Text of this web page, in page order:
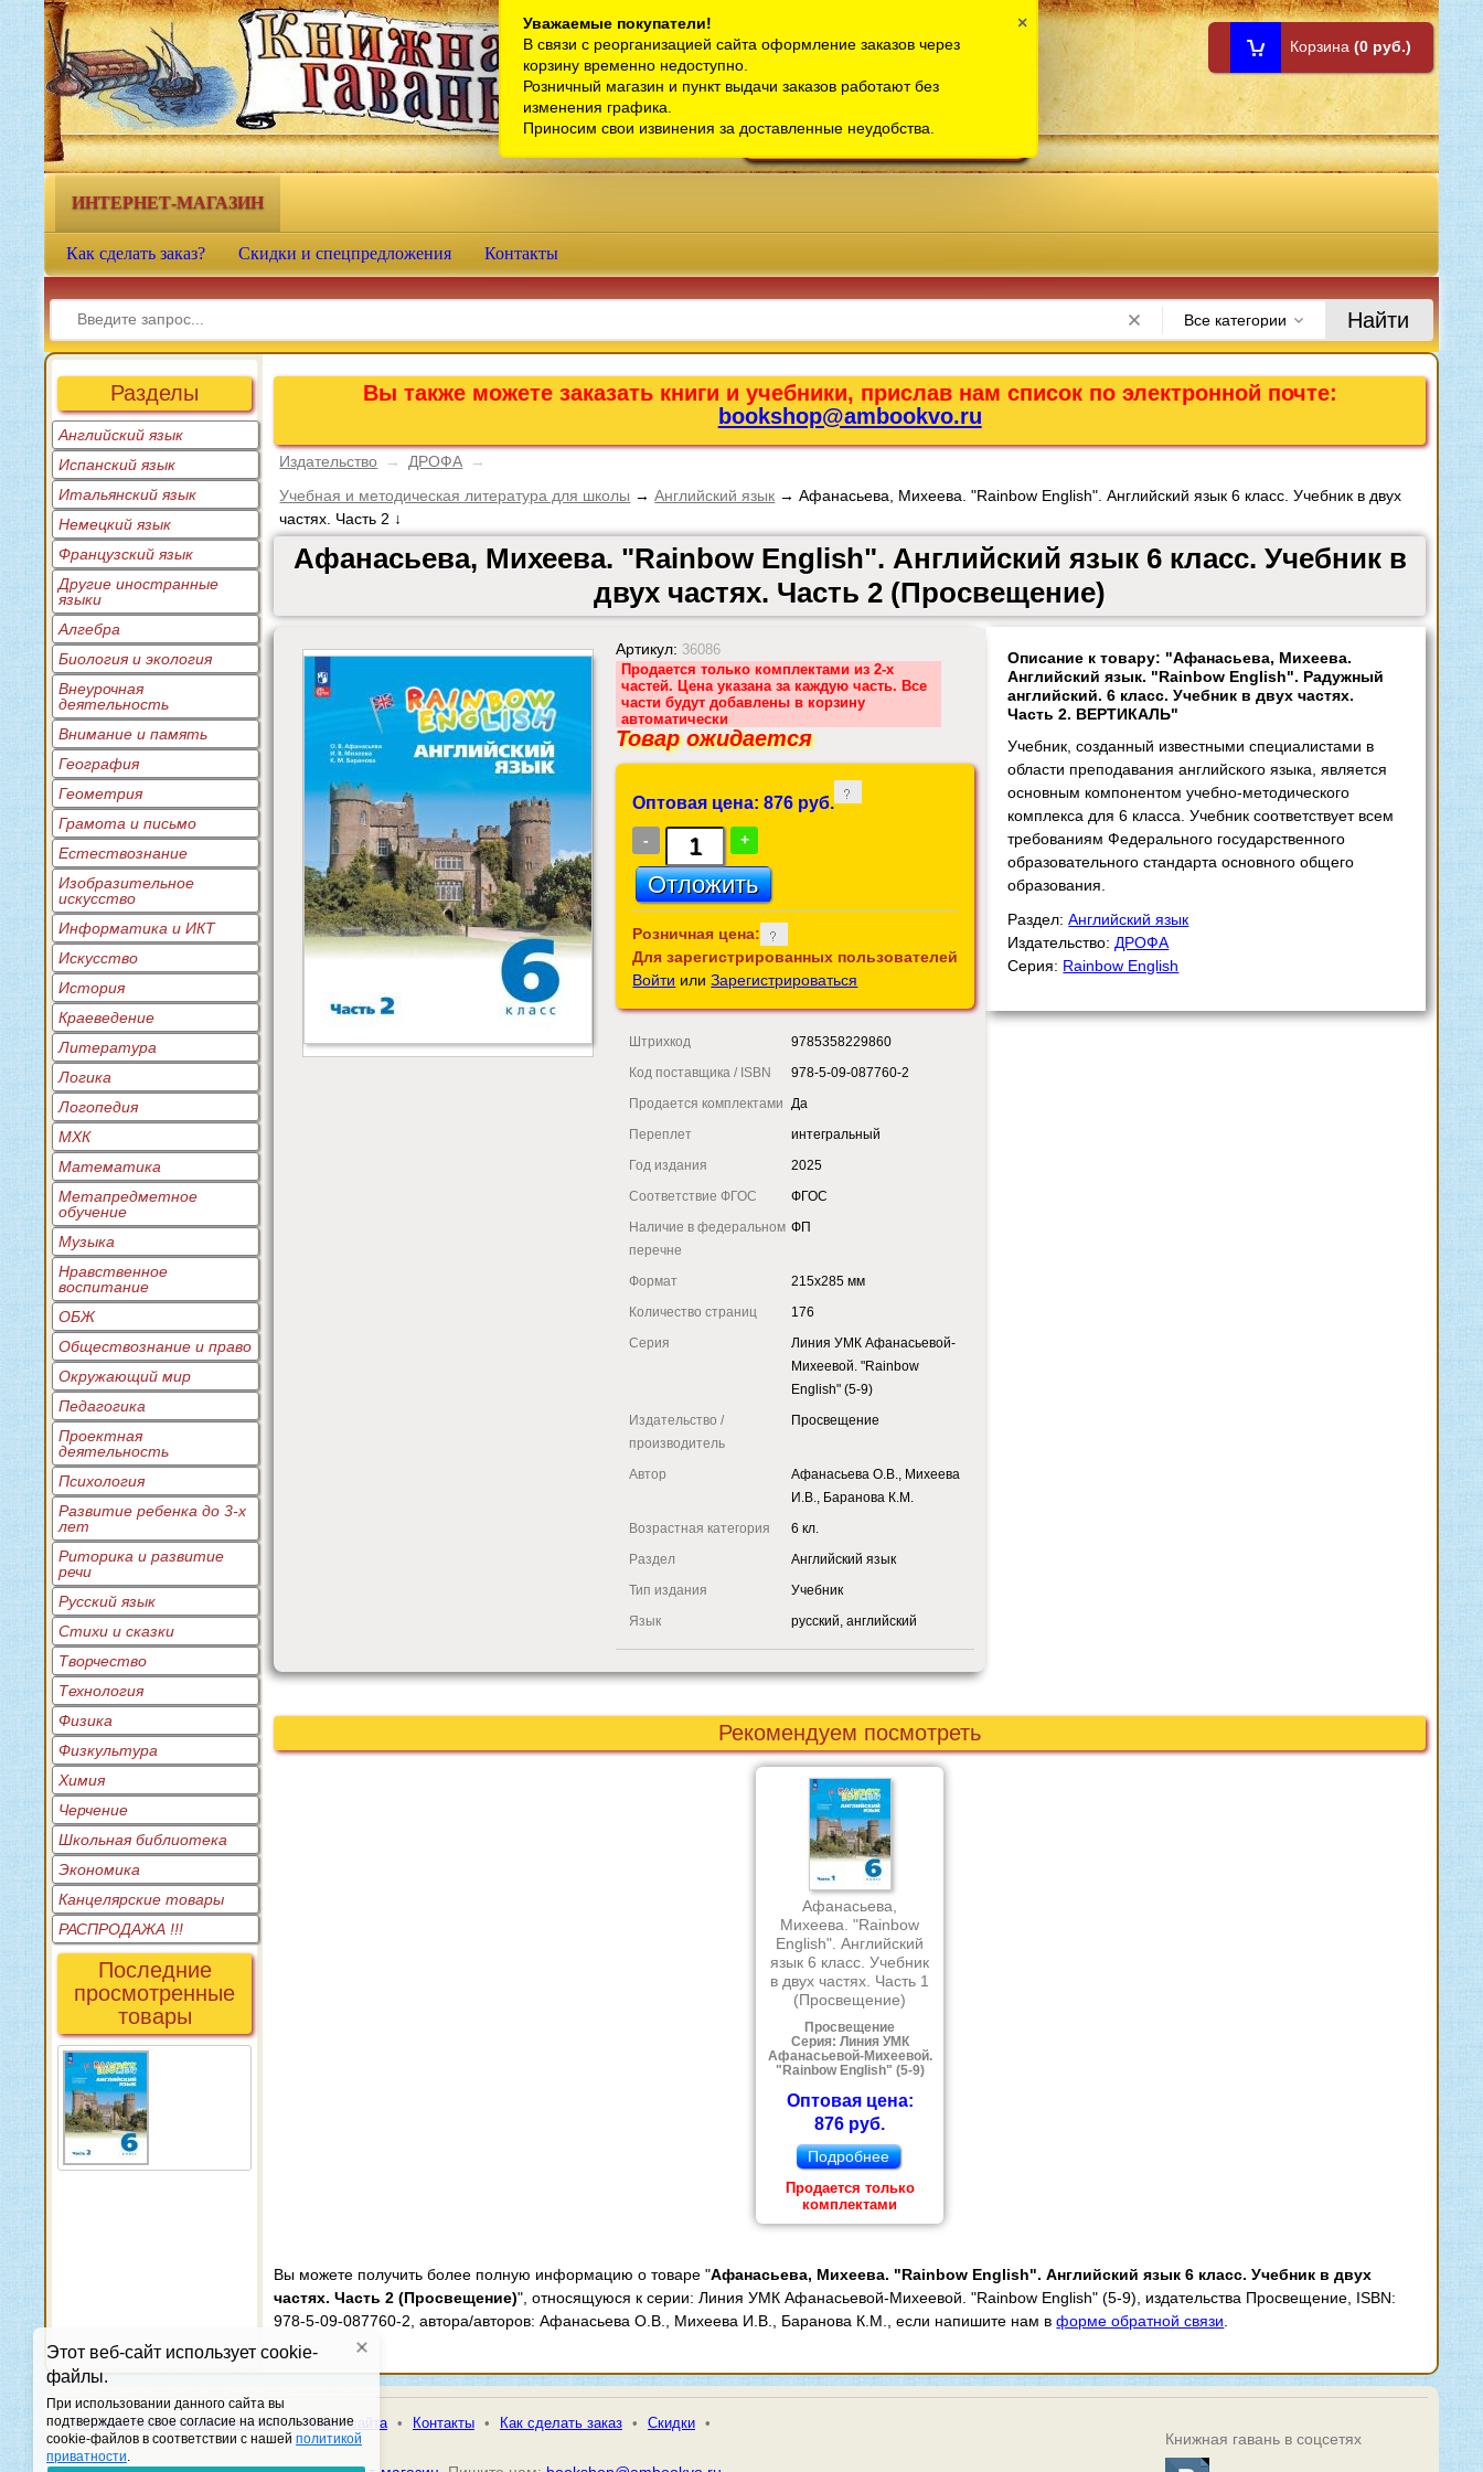
Этот веб-сайт использует cookie-
файлы.
При использовании данного сайта вы
подтверждаете свое согласие на использование
cookie-файлов в соответствии с нашей политикой
приватности.
Телефон интернет-магазина:
Телефон розничного магазина:
bookshop@ambookvo.ru
Работаем ежедневно с 10:00 до 21:00
Корзина (0 руб.)
Книжная гавань - интернет-
магазин учебной литературы
ИНТЕРНЕТ-МАГАЗИН
Как сделать заказ? Скидки и спецпредложения Контакты
Все категории Найти
Разделы
Английский язык
Испанский язык
Итальянский язык
Немецкий язык
Французский язык
Другие иностранные
языки
Алгебра
Биология и экология
Внеурочная
деятельность
Внимание и память
География
Геометрия
Грамота и письмо
Естествознание
Изобразительное
искусство
Информатика и ИКТ
Искусство
История
Краеведение
Литература
Логика
Логопедия
МХК
Математика
Метапредметное
обучение
Музыка
Нравственное
воспитание
ОБЖ
Обществознание и право
Окружающий мир
Педагогика
Проектная
деятельность
Психология
Развитие ребенка до 3-х
лет
Риторика и развитие
речи
Русский язык
Стихи и сказки
Творчество
Технология
Физика
Физкультура
Химия
Черчение
Школьная библиотека
Экономика
Канцелярские товары
РАСПРОДАЖА !!!
Последние
просмотренные
товары
Вы также можете заказать книги и учебники, прислав нам список по электронной почте:
bookshop@ambookvo.ru
Издательство → ДРОФА
→
Учебная и методическая литература для школы →Английский язык → Афанасьева, Михеева. "Rainbow English". Английский язык 6 класс. Учебник в двух
частях. Часть 2 ↓
Афанасьева, Михеева. "Rainbow English". Английский язык 6 класс. Учебник в
двух частях. Часть 2 (Просвещение)
Артикул: 36086
Продается только комплектами из 2-х
частей. Цена указана за каждую часть. Все
части будут добавлены в корзину
автоматически
Товар ожидается
Оптовая цена: 876 руб.
- +
Розничная цена:
Для зарегистрированных пользователей
Войти илиЗарегистрироваться
Штрихкод
9785358229860
Код поставщика / ISBN
978-5-09-087760-2
Продается комплектами Да
Переплет
интегральный
Год издания
2025
Соответствие ФГОС
ФГОС
Наличие в федеральном
перечне
ФП
Формат
215x285 мм
Количество страниц
176
Серия
Линия УМК Афанасьевой-
Михеевой. "Rainbow
English" (5-9)
Издательство /
производитель
Просвещение
Автор
Афанасьева О.В., Михеева
И.В., Баранова К.М.
Возрастная категория
6 кл.
Раздел
Английский язык
Тип издания
Учебник
Язык
русский, английский
Описание к товару: "Афанасьева, Михеева.
Английский язык. "Rainbow English". Радужный
английский. 6 класс. Учебник в двух частях.
Часть 2. ВЕРТИКАЛЬ"
Учебник, созданный известными специалистами в
области преподавания английского языка, является
основным компонентом учебно-методического
комплекса для 6 класса. Учебник соответствует всем
требованиям Федерального государственного
образовательного стандарта основного общего
образования.
Раздел:Английский язык
Издательство: ДРОФА
Серия: Rainbow English
Рекомендуем посмотреть
Афанасьева,
Михеева. "Rainbow
English". Английский
язык 6 класс. Учебник
в двух частях. Часть 1
(Просвещение)
Просвещение
Серия: Линия УМК
Афанасьевой-Михеевой.
"Rainbow English" (5-9)
Оптовая цена:
876 руб.
Подробнее
Продается только
комплектами
Вы можете получить более полную информацию о товаре "Афанасьева, Михеева. "Rainbow English". Английский язык 6 класс. Учебник в двух
частях. Часть 2 (Просвещение)", относящуюся к серии: Линия УМК Афанасьевой-Михеевой. "Rainbow English" (5-9), издательства Просвещение, ISBN:
978-5-09-087760-2, автора/авторов: Афанасьева О.В., Михеева И.В., Баранова К.М., если напишите нам вформе обратной связи.
• Условия предоставления услуг • Карта сайта • Контакты • Как сделать заказ • Скидки •
Книжная гавань в соцсетях
Уважаемые покупатели!
В связи с реорганизацией сайта оформление заказов через
корзину временно недоступно.
Розничный магазин и пункт выдачи заказов работают без
изменения графика.
Приносим свои извинения за доставленные неудобства.
×